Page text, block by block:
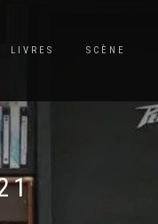
LIVRES SCÈNE